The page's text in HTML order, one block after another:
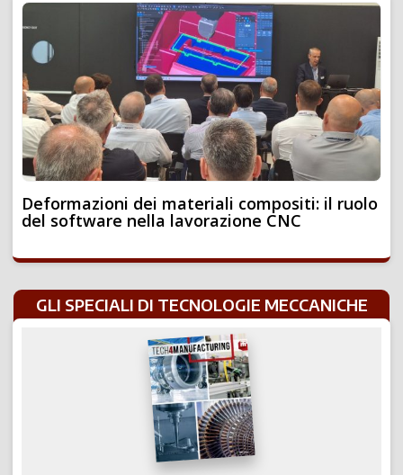
Deformazioni dei materiali compositi: il ruolo
del software nella lavorazione CNC
GLI SPECIALI DI TECNOLOGIE MECCANICHE